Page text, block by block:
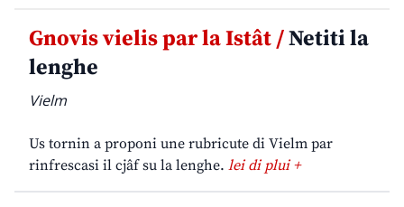
Gnovis vielis par la Istât /Netiti la
lenghe
Vielm
Us tornin a proponi une rubricute di Vielm par
rinfrescasi il cjâf su la lenghe. lei di plui +